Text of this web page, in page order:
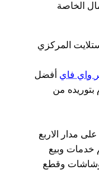
الخاصة
المركزي
واي فاي
أفضل
من
مدار الاربع
خدمات وبيع
وقطع